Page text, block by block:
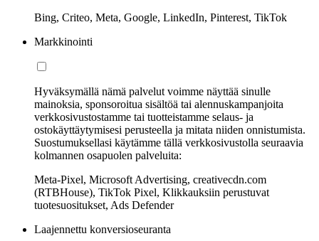
Bing, Criteo, Meta, Google, LinkedIn, Pinterest, TikTok
Markkinointi
Hyväksymällä nämä palvelut voimme näyttää sinulle
mainoksia, sponsoroitua sisältöä tai alennuskampanjoita
verkkosivustostamme tai tuotteistamme selaus- ja
ostokäyttäytymisesi perusteella ja mitata niiden onnistumista.
Suostumuksellasi käytämme tällä verkkosivustolla seuraavia
kolmannen osapuolen palveluita:
Meta-Pixel, Microsoft Advertising, creativecdn.com
(RTBHouse), TikTok Pixel, Klikkauksiin perustuvat
tuotesuositukset, Ads Defender
Laajennettu konversioseuranta